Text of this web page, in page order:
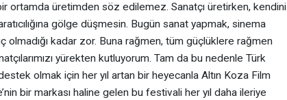
ortamda üretimden söz edilemez. Sanatçı üretirken, kendini
gölge düşmesin. Bugün sanat yapmak, sinema
kadar zor. Buna rağmen, tüm güçlüklere rağmen
yürekten kutluyorum. Tam da bu nedenle Türk
destek olmak için her yıl artan bir heyecanla Altın Koza Film
bir markası haline gelen bu festivali her yıl daha ileriye